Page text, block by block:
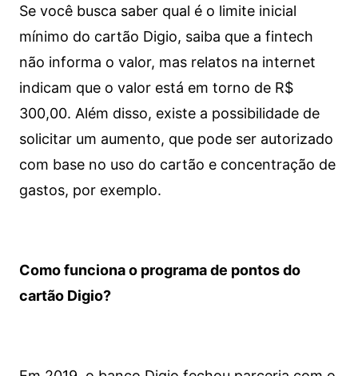
Se você busca saber qual é o limite inicial
mínimo do cartão Digio, saiba que a fintech
não informa o valor, mas relatos na internet
indicam que o valor está em torno de R$
300,00. Além disso, existe a possibilidade de
solicitar um aumento, que pode ser autorizado
com base no uso do cartão e concentração de
gastos, por exemplo.
Como funciona o programa de pontos do
cartão Digio?